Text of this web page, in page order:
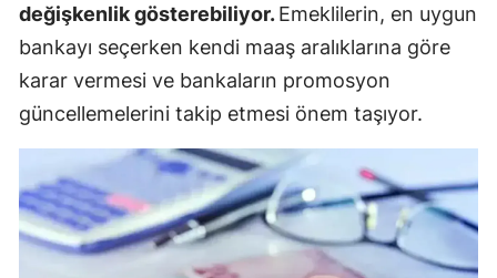
değişkenlik gösterebiliyor.Emeklilerin, en uygun
bankayı seçerken kendi maaş aralıklarına göre
karar vermesi ve bankaların promosyon
güncellemelerini takip etmesi önem taşıyor.